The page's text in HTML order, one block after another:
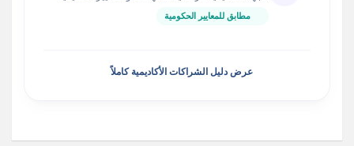
مطابق للمعايير الحكومية
عرض دليل الشراكات الأكاديمية كاملاً